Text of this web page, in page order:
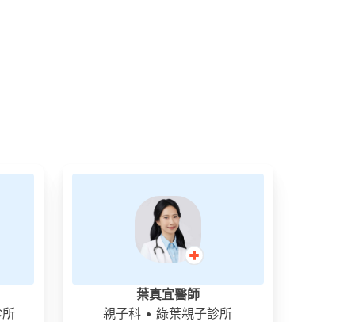
葉真宜醫師
親子科 • 綠葉親子診所